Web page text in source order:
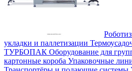
укладки и паллетизации
ТУРБОПАК Оборудование для
картонные короба Упаковочные